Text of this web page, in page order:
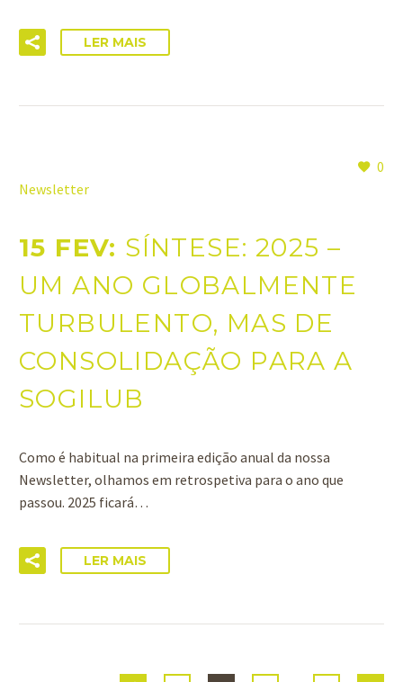
LER MAIS
0
Newsletter
15 FEV: SÍNTESE: 2025 –
UM ANO GLOBALMENTE
TURBULENTO, MAS DE
CONSOLIDAÇÃO PARA A
SOGILUB
Como é habitual na primeira edição anual da nossa
Newsletter, olhamos em retrospetiva para o ano que
passou. 2025 ficará…
LER MAIS